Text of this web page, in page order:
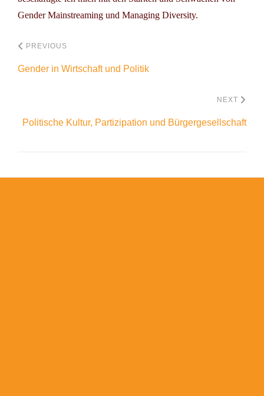
Gender Mainstreaming und Managing Diversity.
PREVIOUS
Gender in Wirtschaft und Politik
NEXT
Politische Kultur, Partizipation und Bürgergesellschaft